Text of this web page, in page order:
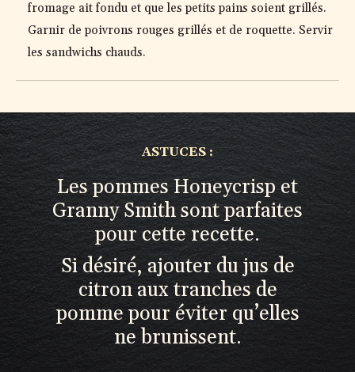
fromage ait fondu et que les petits pains soient grillés.
Garnir de poivrons rouges grillés et de roquette. Servir
les sandwichs chauds.
ASTUCES :
Les pommes Honeycrisp et
Granny Smith sont parfaites
pour cette recette.
Si désiré, ajouter du jus de
citron aux tranches de
pomme pour éviter qu’elles
ne brunissent.